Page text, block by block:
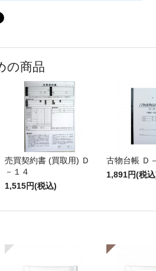
の商品
売買契約書 (買取用) Ｄ
－１４
1,515円(税込)
古物台帳 Ｄ
1,891円(税